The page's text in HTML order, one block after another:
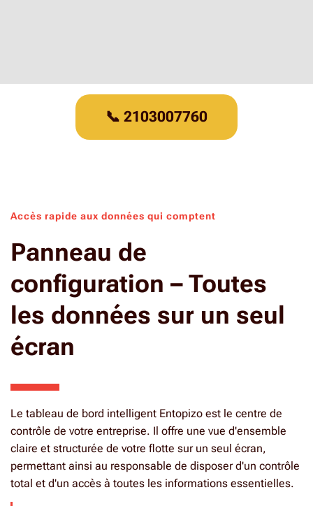
📞 2103007760
Accès rapide aux données qui comptent
Panneau de
configuration – Toutes
les données sur un seul
écran
Le tableau de bord intelligent Entopizo est le centre de
contrôle de votre entreprise. Il offre une vue d'ensemble
claire et structurée de votre flotte sur un seul écran,
permettant ainsi au responsable de disposer d'un contrôle
total et d'un accès à toutes les informations essentielles.